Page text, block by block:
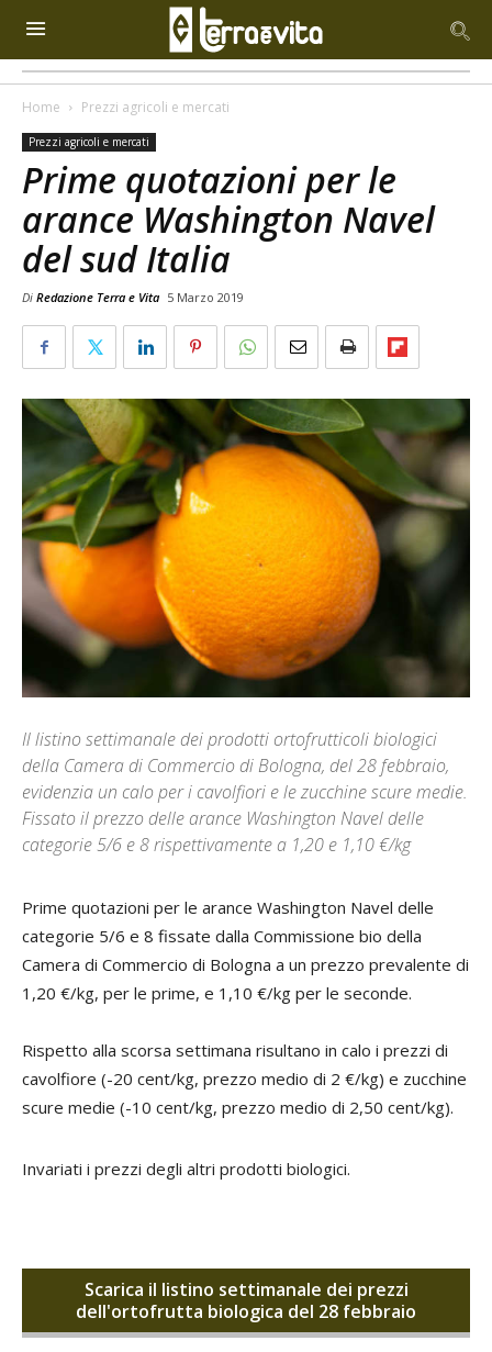
Home Prezzi agricoli e mercati
Prezzi agricoli e mercati
Prime quotazioni per le
arance Washington Navel
del sud Italia
Di Redazione Terra e Vita 5 Marzo 2019
Il listino settimanale dei prodotti ortofrutticoli biologici
della Camera di Commercio di Bologna, del 28 febbraio,
evidenzia un calo per i cavolfiori e le zucchine scure medie.
Fissato il prezzo delle arance Washington Navel delle
categorie 5/6 e 8 rispettivamente a 1,20 e 1,10 €/kg
Prime quotazioni per le arance Washington Navel delle
categorie 5/6 e 8 fissate dalla Commissione bio della
Camera di Commercio di Bologna a un prezzo prevalente di
1,20 €/kg, per le prime, e 1,10 €/kg per le seconde.
Rispetto alla scorsa settimana risultano in calo i prezzi di
cavolfiore (-20 cent/kg, prezzo medio di 2 €/kg) e zucchine
scure medie (-10 cent/kg, prezzo medio di 2,50 cent/kg).
Invariati i prezzi degli altri prodotti biologici.
Scarica il listino settimanale dei prezzi
dell'ortofrutta biologica del 28 febbraio